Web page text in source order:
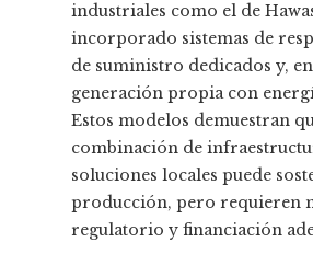
industriales como el de
incorporado sistemas de
de suministro dedicados y,
generación propia con
Estos modelos demuestran
combinación de
soluciones locales puede
producción, pero requieren
regulatorio y financiación